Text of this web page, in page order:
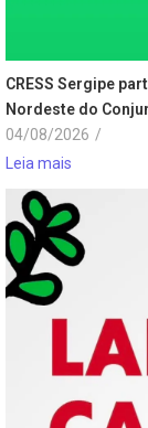
CRESS Sergipe
Nordeste do
04/08/2026 /
Leia mais